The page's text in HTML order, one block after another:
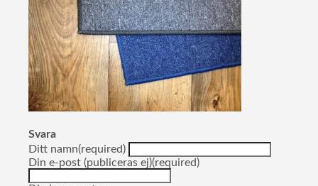
Svara
Ditt namn(required)
Din e-post (publiceras ej)(required)